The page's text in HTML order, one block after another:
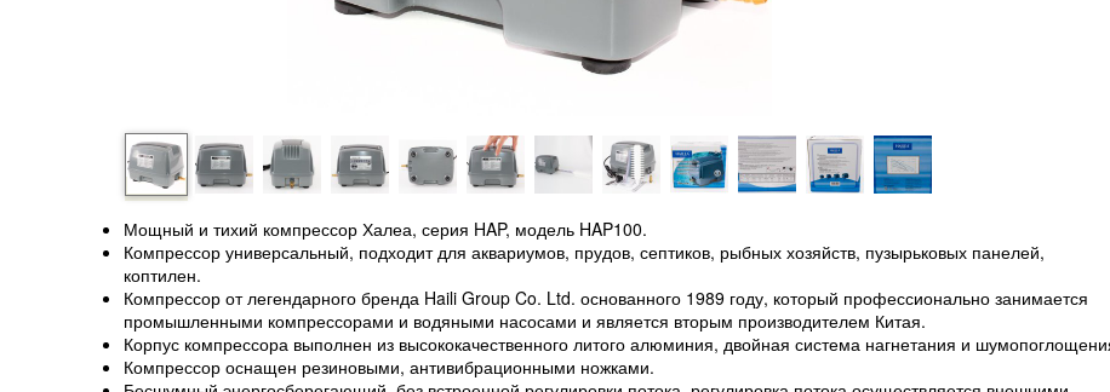
Мощный и тихий компрессор Халеа, серия HAP, модель HAP100.
Компрессор универсальный, подходит для аквариумов, прудов, септиков, рыбных хозяйств, пузырьковых панелей,
коптилен.
Компрессор от легендарного бренда Haili Group Co. Ltd. основанного 1989 году, который профессионально занимается
промышленными компрессорами и водяными насосами и является вторым производителем Китая.
Корпус компрессора выполнен из высококачественного литого алюминия, двойная система нагнетания и
Компрессор оснащен резиновыми, антивибрационными ножками.